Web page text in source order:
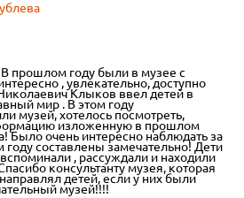
прошлом году были в музее с
, увлекательно, доступно
Клыков ввел детей в
мир . В этом году
музей, хотелось посмотреть,
изложенную в прошлом
Было очень интересно наблюдать за
составлены замечательно! Дети
, рассуждали и находили
консультанту музея, которая
детей, если у них были
музей!!!!